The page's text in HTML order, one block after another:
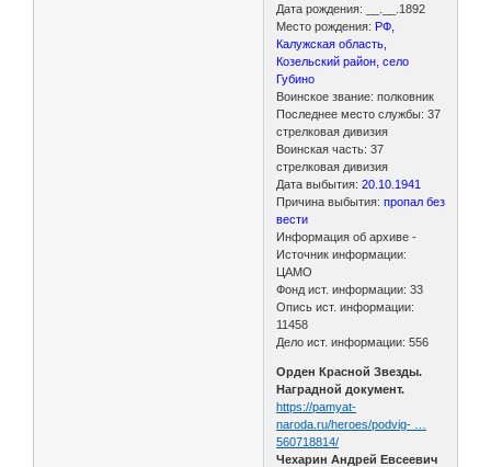
Дата рождения: __.__.1892
Место рождения: РФ,
Калужская область,
Козельский район, село
Губино
Воинское звание: полковник
Последнее место службы: 37
стрелковая дивизия
Воинская часть: 37
стрелковая дивизия
Дата выбытия:20.10.1941
Причина выбытия:пропал без
вести
Информация об архиве -
Источник информации:
ЦАМО
Фонд ист. информации: 33
Опись ист. информации:
11458
Дело ист. информации: 556
Орден Красной Звезды.
Наградной документ.
https://pamyat-
naroda.ru/heroes/podvig- …
560718814/
Чехарин Андрей Евсеевич